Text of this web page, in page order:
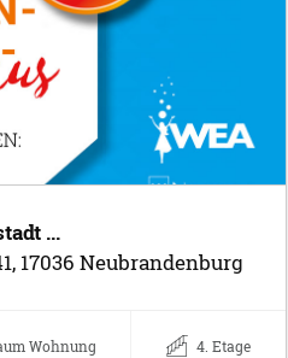
...
17036 Neubrandenburg
Wohnung 4. Etage